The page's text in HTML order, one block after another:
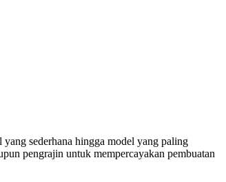
sederhana hingga model yang paling
pengrajin untuk mempercayakan pembuatan